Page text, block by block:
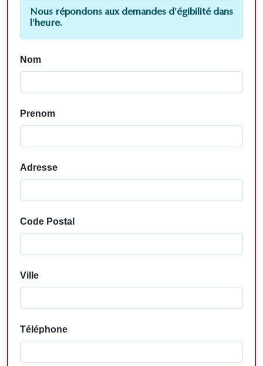
Nous répondons aux demandes d'égibilité dans
l'heure.
Nom
Prenom
Adresse
Code Postal
Ville
Téléphone